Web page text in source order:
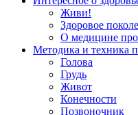
Живи!
Здоровое
О медицине
Методика и техника
Голова
Грудь
Живот
Конечности
Позвоночник